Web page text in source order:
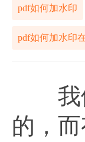
pdf如何加水印
pdf如何加水印
我们
的，